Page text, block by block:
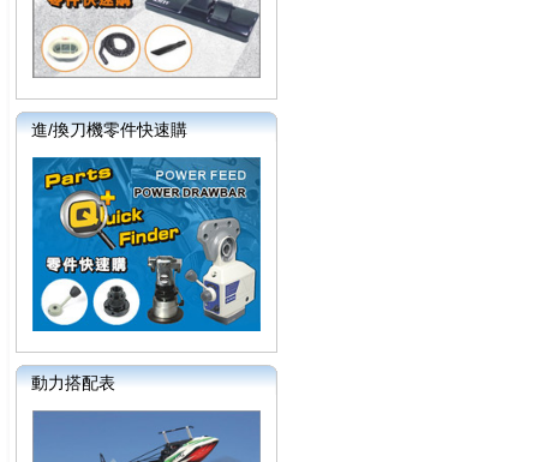
進/換刀機零件快速購
動力搭配表